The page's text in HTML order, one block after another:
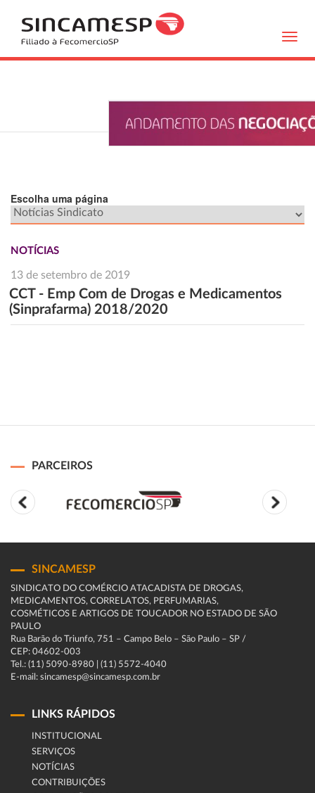
Escolha uma página
NOTÍCIAS
13 de setembro de 2019
CCT - Emp Com de Drogas e Medicamentos
(Sinprafarma) 2018/2020
PARCEIROS
SINCAMESP
SINDICATO DO COMÉRCIO ATACADISTA DE DROGAS,
MEDICAMENTOS, CORRELATOS, PERFUMARIAS,
COSMÉTICOS E ARTIGOS DE TOUCADOR NO ESTADO DE SÃO
PAULO
Rua Barão do Triunfo, 751 – Campo Belo – São Paulo – SP /
CEP: 04602-003
Tel.: (11) 5090-8980 | (11) 5572-4040
E-mail: sincamesp@sincamesp.com.br
LINKS RÁPIDOS
INSTITUCIONAL
SERVIÇOS
NOTÍCIAS
CONTRIBUIÇÕES